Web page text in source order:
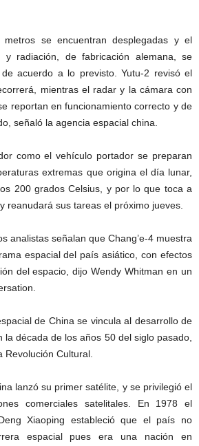
se encuentran desplegadas y el
y radiación, de fabricación alemana, se
acuerdo a lo previsto. Yutu-2 revisó el
mientras el radar y la cámara con
reportan en funcionamiento correcto y de
señaló la agencia espacial china.
como el vehículo portador se preparan
extremas que origina el día lunar,
200 grados Celsius, y por lo que toca a
reanudará sus tareas el próximo jueves.
analistas señalan que Chang’e-4 muestra
espacial del país asiático, con efectos
del espacio, dijo Wendy Whitman en un
de China se vincula al desarrollo de
la década de los años 50 del siglo pasado,
Cultural.
lanzó su primer satélite, y se privilegió el
comerciales satelitales. En 1978 el
Xiaoping estableció que el país no
espacial pues era una nación en